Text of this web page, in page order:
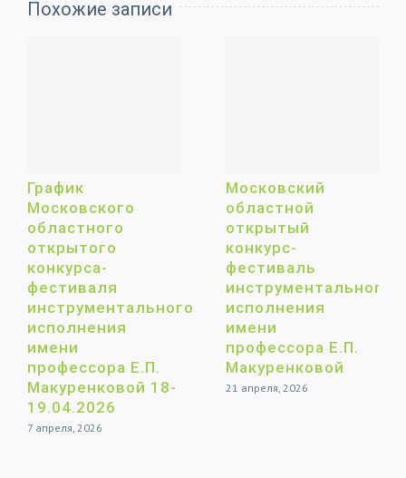
Похожие записи
График
Московского
областного
открытого
конкурса-
фестиваля
инструментального
исполнения
имени
профессора Е.П.
Макуренковой 18-
19.04.2026
7 апреля, 2026
Московский
областной
открытый
конкурс-
фестиваль
инструментального
исполнения
имени
профессора Е.П.
Макуренковой
21 апреля, 2026